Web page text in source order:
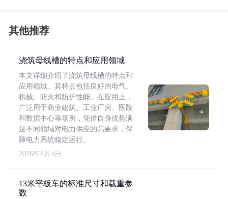
其他推荐
浇筑母线槽的特点和应用领域
本文详细介绍了浇筑母线槽的特点和
应用领域。其特点包括良好的电气、
机械、防火和防护性能。在应用上，
广泛用于商业建筑、工业厂房、医院
和数据中心等场所，凭借自身优势满
足不同领域对电力供应的高要求，保
障电力系统稳定运行。
2026年8月4日
13米平板车的标准尺寸和载重参
数